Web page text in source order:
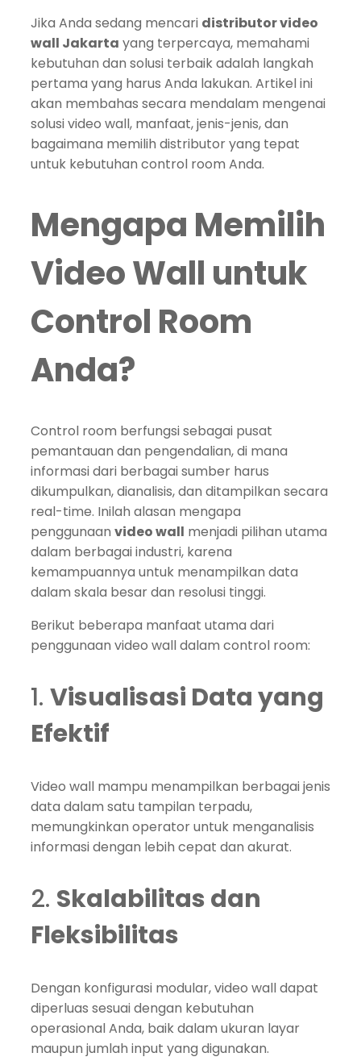
Jika Anda sedang mencari distributor video
wall Jakarta yang terpercaya, memahami
kebutuhan dan solusi terbaik adalah langkah
pertama yang harus Anda lakukan. Artikel ini
akan membahas secara mendalam mengenai
solusi video wall, manfaat, jenis-jenis, dan
bagaimana memilih distributor yang tepat
untuk kebutuhan control room Anda.
Mengapa Memilih
Video Wall untuk
Control Room
Anda?
Control room berfungsi sebagai pusat
pemantauan dan pengendalian, di mana
informasi dari berbagai sumber harus
dikumpulkan, dianalisis, dan ditampilkan secara
real-time. Inilah alasan mengapa
penggunaan video wall menjadi pilihan utama
dalam berbagai industri, karena
kemampuannya untuk menampilkan data
dalam skala besar dan resolusi tinggi.
Berikut beberapa manfaat utama dari
penggunaan video wall dalam control room:
1. Visualisasi Data yang
Efektif
Video wall mampu menampilkan berbagai jenis
data dalam satu tampilan terpadu,
memungkinkan operator untuk menganalisis
informasi dengan lebih cepat dan akurat.
2. Skalabilitas dan
Fleksibilitas
Dengan konfigurasi modular, video wall dapat
diperluas sesuai dengan kebutuhan
operasional Anda, baik dalam ukuran layar
maupun jumlah input yang digunakan.